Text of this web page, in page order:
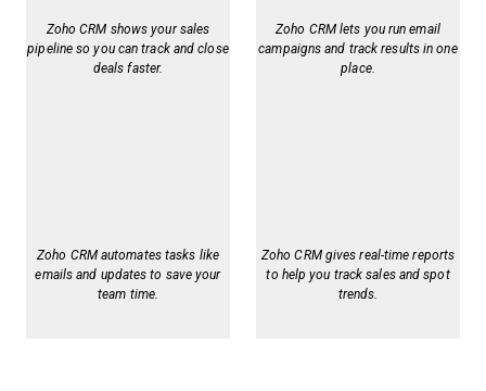
Zoho CRM shows your sales
pipeline so you can track and close
deals faster.
Zoho CRM lets you run email
campaigns and track results in one
place.
Zoho CRM automates tasks like
emails and updates to save your
team time.
Zoho CRM gives real-time reports
to help you track sales and spot
trends.